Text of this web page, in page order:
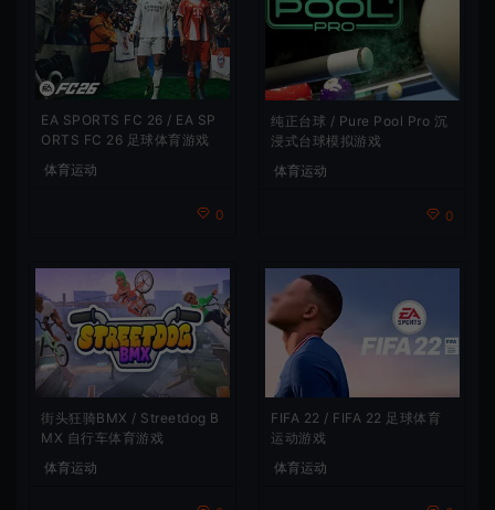
EA SPORTS FC 26 / EA SP
ORTS FC 26 足球体育游戏
体育运动
0
纯正台球 / Pure Pool Pro 沉
浸式台球模拟游戏
体育运动
0
街头狂骑BMX / Streetdog B
MX 自行车体育游戏
体育运动
FIFA 22 / FIFA 22 足球体育
运动游戏
体育运动